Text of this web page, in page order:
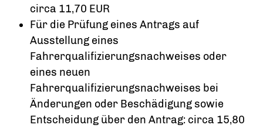
circa 11,70 EUR
Für die Prüfung eines Antrags auf
Ausstellung eines
Fahrerqualifizierungsnachweises oder
eines neuen
Fahrerqualifizierungsnachweises bei
Änderungen oder Beschädigung sowie
Entscheidung über den Antrag: circa 15,80